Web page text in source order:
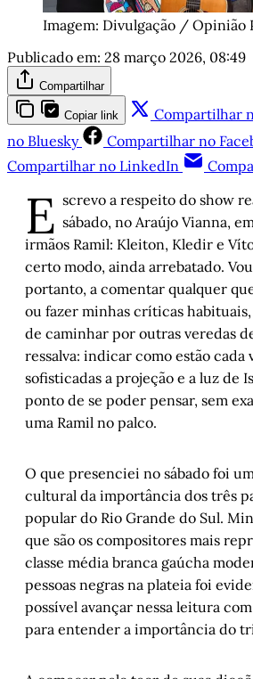
Imagem: Divulgação / Opinião
Publicado em: 28 março 2026, 08:49
Compartilhar
Copiar link Compartilhar
no Bluesky
Compartilhar no
Compartilhar no LinkedIn
E screvo a respeito do show
sábado, no Araújo Vianna,
irmãos Ramil: Kleiton, Kledir e
certo modo, ainda arrebatado.
portanto, a comentar qualquer
ou fazer minhas críticas
de caminhar por outras veredas
ressalva: indicar como estão cada
sofisticadas a projeção e a luz de
ponto de se poder pensar, sem
uma Ramil no palco.
O que presenciei no sábado foi
cultural da importância dos três
popular do Rio Grande do Sul.
que são os compositores mais
classe média branca gaúcha
pessoas negras na plateia foi
possível avançar nessa leitura
para entender a importância do